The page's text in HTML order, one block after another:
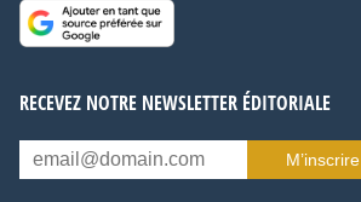
RECEVEZ NOTRE NEWSLETTER ÉDITORIALE
M’inscrire